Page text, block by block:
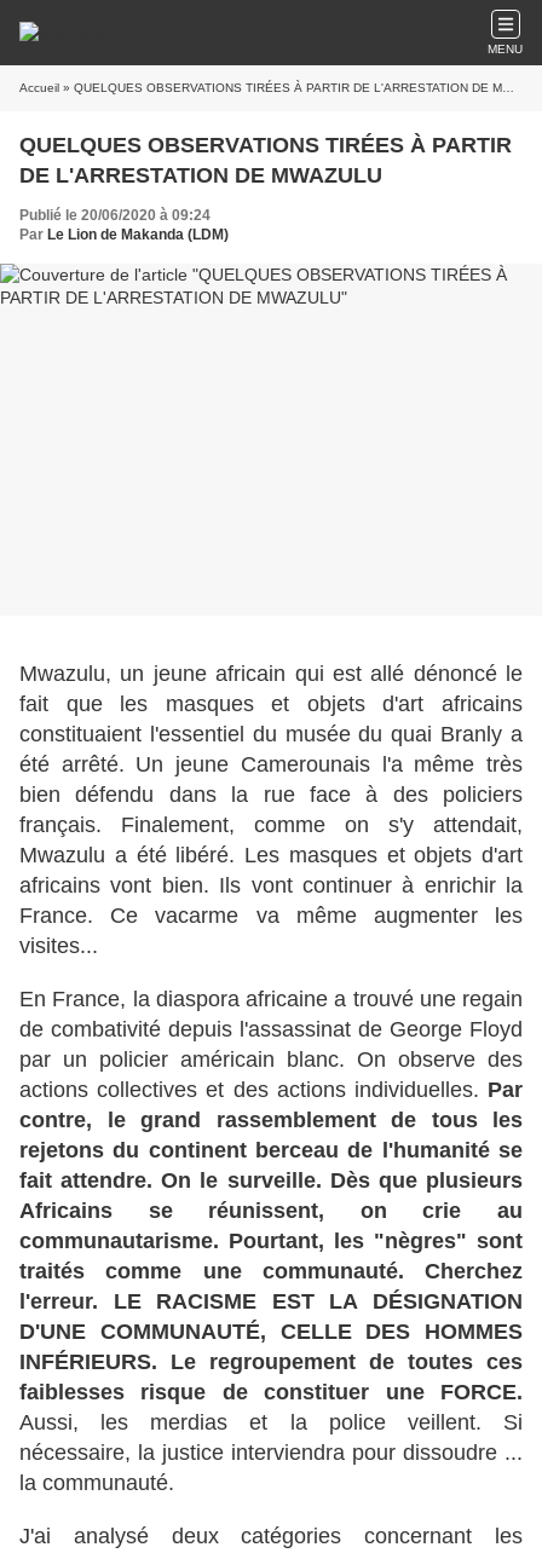
MENU
Accueil » QUELQUES OBSERVATIONS TIRÉES À PARTIR DE L'ARRESTATION DE MWAZULU
QUELQUES OBSERVATIONS TIRÉES À PARTIR
DE L'ARRESTATION DE MWAZULU
Publié le 20/06/2020 à 09:24
Par Le Lion de Makanda (LDM)
Mwazulu, un jeune africain qui est allé dénoncé le
fait que les masques et objets d'art africains
constituaient l'essentiel du musée du quai Branly a
été arrêté. Un jeune Camerounais l'a même très
bien défendu dans la rue face à des policiers
français. Finalement, comme on s'y attendait,
Mwazulu a été libéré. Les masques et objets d'art
africains vont bien. Ils vont continuer à enrichir la
France. Ce vacarme va même augmenter les
visites...
En France, la diaspora africaine a trouvé une regain
de combativité depuis l'assassinat de George Floyd
par un policier américain blanc. On observe des
actions collectives et des actions individuelles. Par
contre, le grand rassemblement de tous les
rejetons du continent berceau de l'humanité se
fait attendre. On le surveille. Dès que plusieurs
Africains se réunissent, on crie au
communautarisme. Pourtant, les "nègres" sont
traités comme une communauté. Cherchez
l'erreur. LE RACISME EST LA DÉSIGNATION
D'UNE COMMUNAUTÉ, CELLE DES HOMMES
INFÉRIEURS. Le regroupement de toutes ces
faiblesses risque de constituer une FORCE.
Aussi, les merdias et la police veillent. Si
nécessaire, la justice interviendra pour dissoudre ...
la communauté.
J'ai analysé deux catégories concernant les